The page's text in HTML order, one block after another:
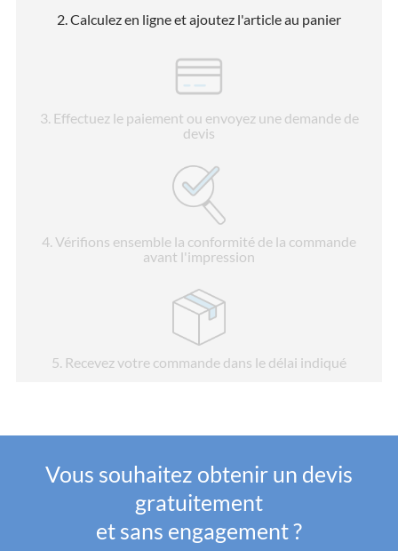
2. Calculez en ligne et ajoutez l'article au panier
3. Effectuez le paiement ou envoyez une demande de
devis
4. Vérifions ensemble la conformité de la commande
avant l'impression
5. Recevez votre commande dans le délai indiqué
Vous souhaitez obtenir un devis
gratuitement
et sans engagement ?